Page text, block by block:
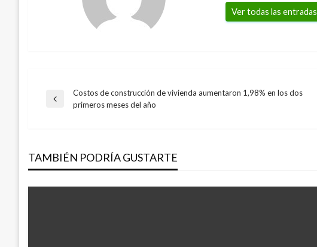
Ver todas las entradas
Navegación
entradas
Entrada
Costos de construcción de vivienda aumentaron 1,98% en los dos
primeros meses del año
TAMBIÉN PODRÍA GUSTARTE